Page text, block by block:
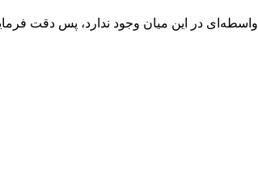
در این میان وجود ندارد، پس دقت